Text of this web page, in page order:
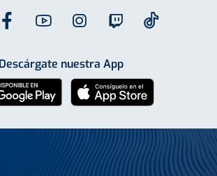
Descárgate nuestra App